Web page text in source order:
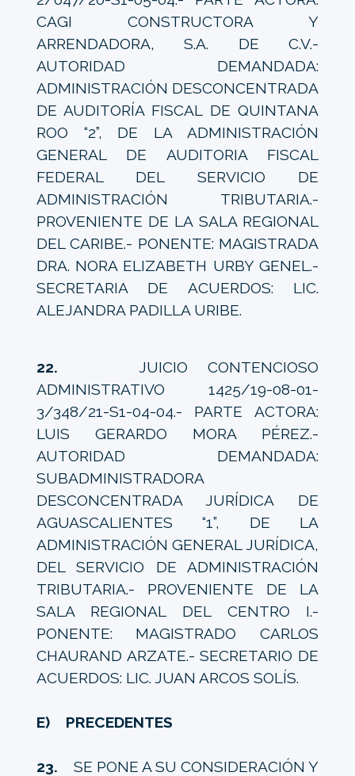
CAGI CONSTRUCTORA Y
ARRENDADORA, S.A. DE C.V.-
AUTORIDAD DEMANDADA:
ADMINISTRACIÓN DESCONCENTRADA
DE AUDITORÍA FISCAL DE QUINTANA
ROO “2”, DE LA ADMINISTRACIÓN
GENERAL DE AUDITORIA FISCAL
FEDERAL DEL SERVICIO DE
ADMINISTRACIÓN TRIBUTARIA.-
PROVENIENTE DE LA SALA REGIONAL
DEL CARIBE.- PONENTE: MAGISTRADA
DRA. NORA ELIZABETH URBY GENEL.-
SECRETARIA DE ACUERDOS: LIC.
ALEJANDRA PADILLA URIBE.
22.
JUICIO CONTENCIOSO
ADMINISTRATIVO 1425/19-08-01-
3/348/21-S1-04-04.- PARTE ACTORA:
LUIS GERARDO MORA PÉREZ.-
AUTORIDAD DEMANDADA:
SUBADMINISTRADORA
DESCONCENTRADA JURÍDICA DE
AGUASCALIENTES “1”, DE LA
ADMINISTRACIÓN GENERAL JURÍDICA,
DEL SERVICIO DE ADMINISTRACIÓN
TRIBUTARIA.- PROVENIENTE DE LA
SALA REGIONAL DEL CENTRO I.-
PONENTE: MAGISTRADO CARLOS
CHAURAND ARZATE.- SECRETARIO DE
ACUERDOS: LIC. JUAN ARCOS SOLÍS.
E) PRECEDENTES
23.
SE PONE A SU CONSIDERACIÓN Y